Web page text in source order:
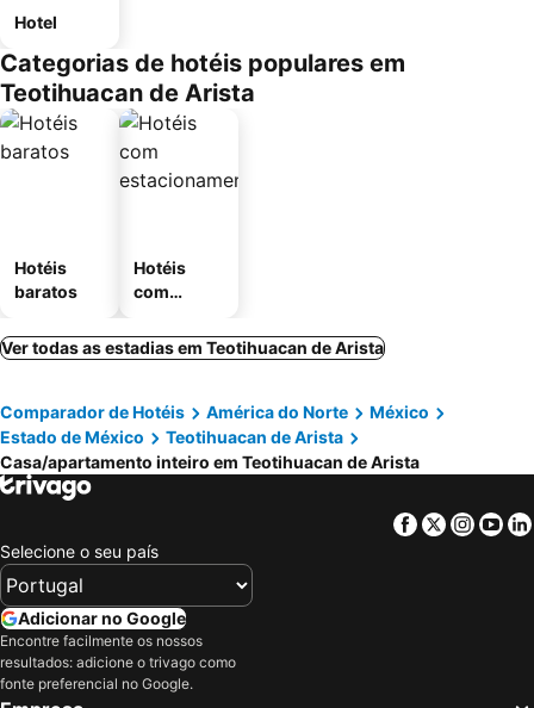
Hotel
Categorias de hotéis populares em
Teotihuacan de Arista
Hotéis
baratos
Hotéis
com
mento
Ver todas as estadias em Teotihuacan de Arista
Comparador de Hotéis América do Norte
México
Estado de México
Teotihuacan de Arista
Casa/apartamento inteiro em Teotihuacan de Arista
Facebook
Twitter
Selecione o seu país
Adicionar no Google
Encontre facilmente os nossos
resultados: adicione o trivago como
fonte preferencial no Google.